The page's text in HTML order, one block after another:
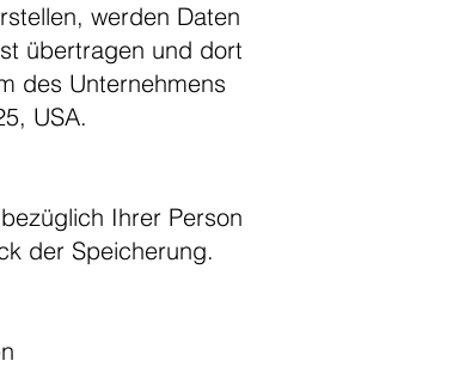
werden Daten
übertragen und dort
des Unternehmens
USA.
Ihrer Person
der Speicherung.